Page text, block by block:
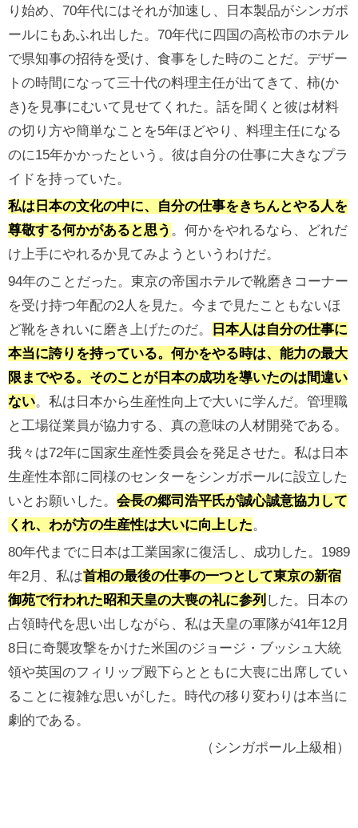
り始め、70年代にはそれが加速し、日本製品がシンガポ
ールにもあふれ出した。70年代に四国の高松市のホテル
で県知事の招待を受け、食事をした時のことだ。デザー
トの時間になって三十代の料理主任が出てきて、柿(か
き)を見事にむいて見せてくれた。話を聞くと彼は材料
の切り方や簡単なことを5年ほどやり、料理主任になる
のに15年かかったという。彼は自分の仕事に大きなプラ
イドを持っていた。
私は日本の文化の中に、自分の仕事をきちんとやる人を
尊敬する何かがあると思う 。何かをやれるなら、どれだ
け上手にやれるか見てみようというわけだ。
94年のことだった。東京の帝国ホテルで靴磨きコーナー
を受け持つ年配の2人を見た。今まで見たこともないほ
ど靴をきれいに磨き上げたのだ。
日本人は自分の仕事に
本当に誇りを持っている。何かをやる時は、能力の最大
限までやる。そのことが日本の成功を導いたのは間違い
ない。私は日本から生産性向上で大いに学んだ。管理職
と工場従業員が協力する、真の意味の人材開発である。
我々は72年に国家生産性委員会を発足させた。私は日本
生産性本部に同様のセンターをシンガポールに設立した
いとお願いした。 会長の郷司浩平氏が誠心誠意協力して
くれ、わが方の生産性は大いに向上した。
80年代までに日本は工業国家に復活し、成功した。1989
年2月、私は首相の最後の仕事の一つとして東京の新宿
御苑で行われた昭和天皇の大喪の礼に参列 した。日本の
占領時代を思い出しながら、私は天皇の軍隊が41年12月
8日に奇襲攻撃をかけた米国のジョージ・ブッシュ大統
領や英国のフィリップ殿下らとともに大喪に出席してい
ることに複雑な思いがした。時代の移り変わりは本当に
劇的である。
（シンガポール上級相）